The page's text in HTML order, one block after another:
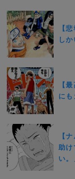
【
し
【
にも
【
助
い。